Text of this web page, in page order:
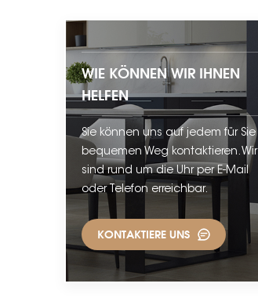
WIE KÖNNEN WIR IHNEN
HELFEN
Sie können uns auf jedem für Sie
bequemen Weg kontaktieren. Wir
sind rund um die Uhr per E-Mail
oder Telefon erreichbar.
KONTAKTIERE UNS